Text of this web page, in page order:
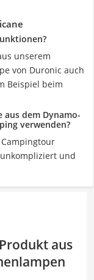
unserem
von Duronic auch
Beispiel beim
aus dem Dynamo-
verwenden?
Campingtour
und
aus